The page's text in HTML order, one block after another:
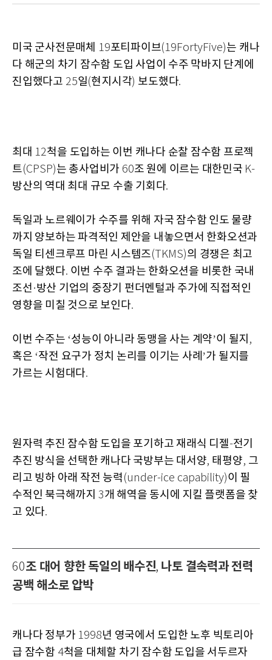
미국 군사전문매체 19포티파이브(19FortyFive)는 캐나
다 해군의 차기 잠수함 도입 사업이 수주 막바지 단계에
진입했다고 25일(현지시각) 보도했다.
최대 12척을 도입하는 이번 캐나다 순찰 잠수함 프로젝
트(CPSP)는 총사업비가 60조 원에 이르는 대한민국 K-
방산의 역대 최대 규모 수출 기회다.
독일과 노르웨이가 수주를 위해 자국 잠수함 인도 물량
까지 양보하는 파격적인 제안을 내놓으면서 한화오션과
독일 티센크루프 마린 시스템즈(TKMS)의 경쟁은 최고
조에 달했다. 이번 수주 결과는 한화오션을 비롯한 국내
조선 ·방산 기업의 중장기 펀더멘털과 주가에 직접적인
영향을 미칠 것으로 보인다.
이번 수주는 ‘성능이 아니라 동맹을 사는 계약’이 될지 ,
혹은 ‘작전 요구가 정치 논리를 이기는 사례 ’가 될지를
가르는 시험대다.
원자력 추진 잠수함 도입을 포기하고 재래식 디젤-전기
추진 방식을 선택한 캐나다 국방부는 대서양, 태평양, 그
리고 빙하 아래 작전 능력 (under-ice capability)이 필
수적인 북극해까지 3개 해역을 동시에 지킬 플랫폼을 찾
고 있다.
60조 대어 향한 독일의 배수진, 나토 결속력과 전력
공백 해소로 압박
캐나다 정부가 1998년 영국에서 도입한 노후 빅토리아
급 잠수함 4척을 대체할 차기 잠수함 도입을 서두르자